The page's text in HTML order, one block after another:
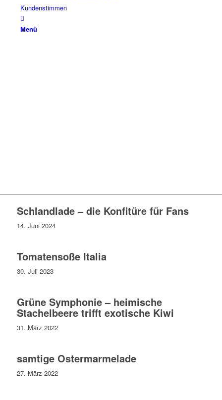
Kundenstimmen
Menü
Schlandlade – die Konfitüre für Fans
14. Juni 2024
Tomatensoße Italia
30. Juli 2023
Grüne Symphonie – heimische
Stachelbeere trifft exotische Kiwi
31. März 2022
samtige Ostermarmelade
27. März 2022